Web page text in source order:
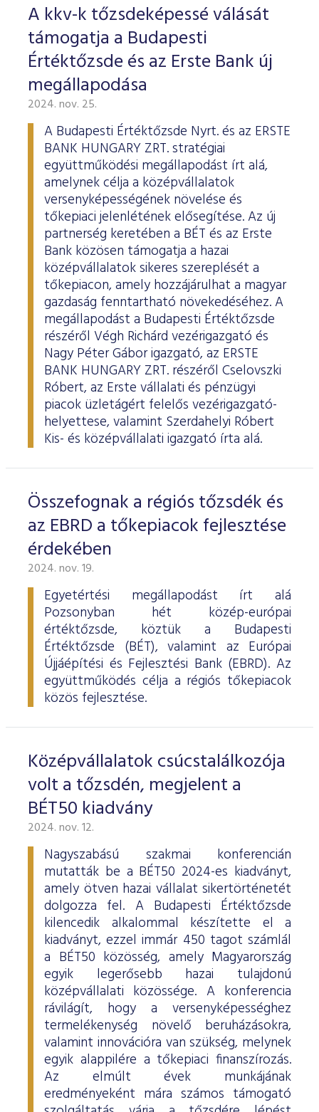
A kkv-k tőzsdeképessé válását
támogatja a Budapesti
Értéktőzsde és az Erste Bank új
megállapodása
2024. nov. 25.
A Budapesti Értéktőzsde Nyrt. és az ERSTE
BANK HUNGARY ZRT. stratégiai
együttműködési megállapodást írt alá,
amelynek célja a középvállalatok
versenyképességének növelése és
tőkepiaci jelenlétének elősegítése. Az új
partnerség keretében a BÉT és az Erste
Bank közösen támogatja a hazai
középvállalatok sikeres szereplését a
tőkepiacon, amely hozzájárulhat a magyar
gazdaság fenntartható növekedéséhez. A
megállapodást a Budapesti Értéktőzsde
részéről Végh Richárd vezérigazgató és
Nagy Péter Gábor igazgató, az ERSTE
BANK HUNGARY ZRT. részéről Cselovszki
Róbert, az Erste vállalati és pénzügyi
piacok üzletágért felelős vezérigazgató-
helyettese, valamint Szerdahelyi Róbert
Kis- és középvállalati igazgató írta alá.
Összefognak a régiós tőzsdék és
az EBRD a tőkepiacok fejlesztése
érdekében
2024. nov. 19.
Egyetértési megállapodást írt alá
Pozsonyban hét közép-európai
értéktőzsde, köztük a Budapesti
Értéktőzsde (BÉT), valamint az Európai
Újjáépítési és Fejlesztési Bank (EBRD). Az
együttműködés célja a régiós tőkepiacok
közös fejlesztése.
Középvállalatok csúcstalálkozója
volt a tőzsdén, megjelent a
BÉT50 kiadvány
2024. nov. 12.
Nagyszabású szakmai konferencián
mutatták be a BÉT50 2024-es kiadványt,
amely ötven hazai vállalat sikertörténetét
dolgozza fel. A Budapesti Értéktőzsde
kilencedik alkalommal készítette el a
kiadványt, ezzel immár 450 tagot számlál
a BÉT50 közösség, amely Magyarország
egyik legerősebb hazai tulajdonú
középvállalati közössége. A konferencia
rávilágít, hogy a versenyképességhez
termelékenység növelő beruházásokra,
valamint innovációra van szükség, melynek
egyik alappilére a tőkepiaci finanszírozás.
Az elmúlt évek munkájának
eredményeként mára számos támogató